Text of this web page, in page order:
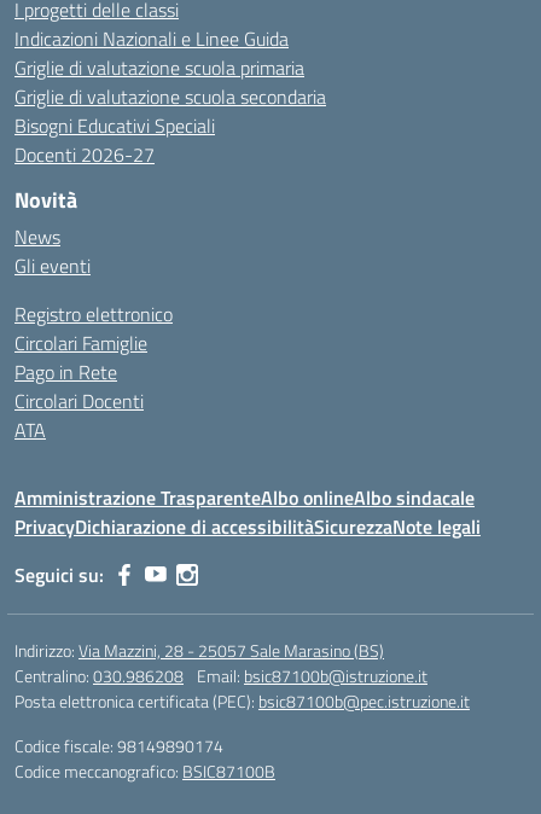
I progetti delle classi
Indicazioni Nazionali e Linee Guida
Griglie di valutazione scuola primaria
Griglie di valutazione scuola secondaria
Bisogni Educativi Speciali
Docenti 2026-27
Novità
News
Gli eventi
Registro elettronico
Circolari Famiglie
Pago in Rete
Circolari Docenti
ATA
Amministrazione TrasparenteAlbo onlineAlbo sindacale
PrivacyDichiarazione di accessibilitàSicurezzaNote legali
Seguici su:
Indirizzo:Via Mazzini, 28 - 25057 Sale Marasino (BS)
Centralino:030.986208 Email: bsic87100b@istruzione.it
Posta elettronica certificata (PEC): bsic87100b@pec.istruzione.it
Codice fiscale: 98149890174
Codice meccanografico: BSIC87100B